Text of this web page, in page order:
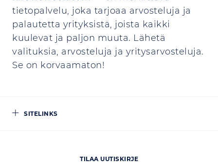
tietopalvelu, joka tarjoaa arvosteluja ja
palautetta yrityksistä, joista kaikki
kuulevat ja paljon muuta. Lähetä
valituksia, arvosteluja ja yritysarvosteluja.
Se on korvaamaton!
SITELINKS
TILAA UUTISKIRJE